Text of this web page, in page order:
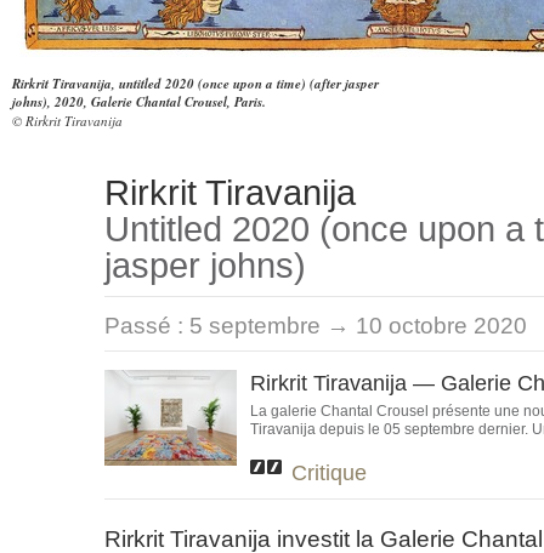
Rirkrit Tiravanija, untitled 2020 (once upon a time) (after jasper
johns), 2020, Galerie Chantal Crousel, Paris.
© Rirkrit Tiravanija
Rirkrit Tiravanija
Untitled 2020 (once upon a
jasper johns)
Passé : 5 septembre → 10 octobre 2020
Rirkrit Tiravanija — Galerie
La galerie Chantal Crousel présente une
Tiravanija depuis le 05 septembre dernier.
Critique
Rirkrit Tiravanija investit la Galerie